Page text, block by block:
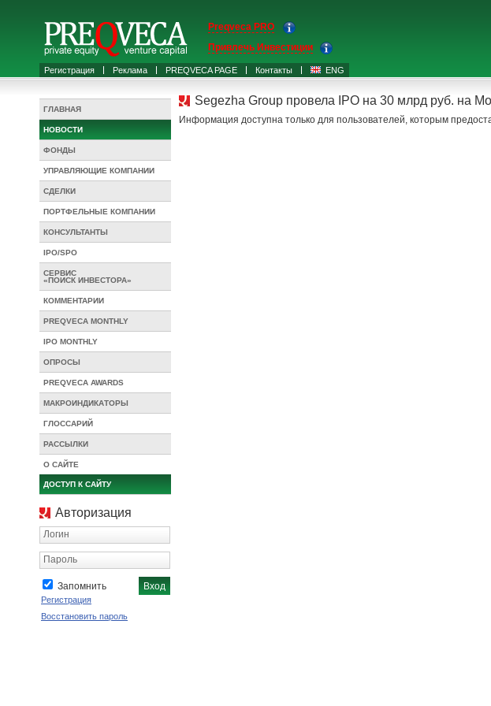
Регистрация Реклама PREQVECA PAGE Контакты ENG
Preqveca PRO
Привлечь Инвестиции
ГЛАВНАЯ
НОВОСТИ
ФОНДЫ
УПРАВЛЯЮЩИЕ КОМПАНИИ
СДЕЛКИ
ПОРТФЕЛЬНЫЕ КОМПАНИИ
КОНСУЛЬТАНТЫ
IPO/SPO
СЕРВИС
«ПОИСК ИНВЕСТОРА»
КОММЕНТАРИИ
PREQVECA MONTHLY
IPO MONTHLY
ОПРОСЫ
PREQVECA AWARDS
МАКРОИНДИКАТОРЫ
ГЛОССАРИЙ
РАССЫЛКИ
О САЙТЕ
ДОСТУП К САЙТУ
Авторизация
Логин
Пароль
Запомнить
Регистрация
Восстановить пароль
Segezha Group провела IPO на 30 млрд руб. на
Информация доступна только для пользователей, которым